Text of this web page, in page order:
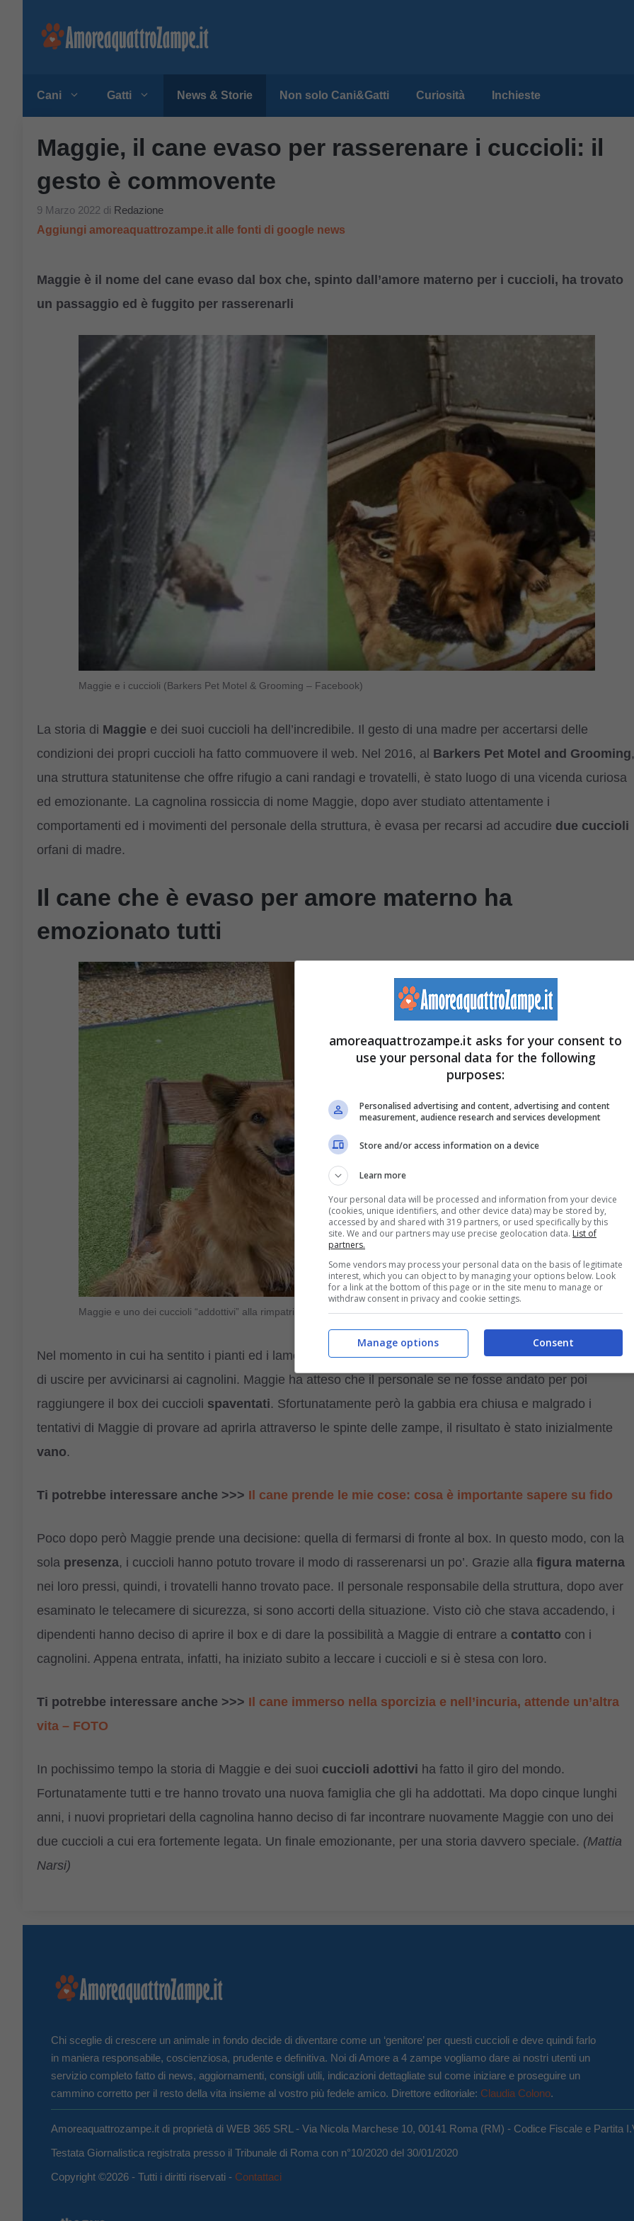
Cani Gatti News & Storie Non solo Cani&Gatti Curiosità Inchieste
Maggie, il cane evaso per rasserenare i cuccioli: il
gesto è commovente
9 Marzo 2022 di Redazione
Aggiungi amoreaquattrozampe.it alle fonti di google news
Maggie è il nome del cane evaso dal box che, spinto dall’amore materno per i cuccioli, ha trovato
un passaggio ed è fuggito per rasserenarli
Maggie e i cuccioli (Barkers Pet Motel & Grooming – Facebook)
La storia di Maggie e dei suoi cuccioli ha dell’incredibile. Il gesto di una madre per accertarsi delle
condizioni dei propri cuccioli ha fatto commuovere il web. Nel 2016, al Barkers Pet Motel and Grooming,
una struttura statunitense che offre rifugio a cani randagi e trovatelli, è stato luogo di una vicenda curiosa
ed emozionante. La cagnolina rossiccia di nome Maggie, dopo aver studiato attentamente i
comportamenti ed i movimenti del personale della struttura, è evasa per recarsi ad accudire due cuccioli
orfani di madre.
Il cane che è evaso per amore materno ha
emozionato tutti
Maggie e uno dei cuccioli “addottivi” alla rimpatriata (Barkers Pet Motel & Grooming – Facebook)
Nel momento in cui ha sentito i pianti ed i lamenti dei cuccioli, Maggie ha deciso di trovare un passaggio e
di uscire per avvicinarsi ai cagnolini. Maggie ha atteso che il personale se ne fosse andato per poi
raggiungere il box dei cuccioli spaventati. Sfortunatamente però la gabbia era chiusa e malgrado i
tentativi di Maggie di provare ad aprirla attraverso le spinte delle zampe, il risultato è stato inizialmente
vano.
Ti potrebbe interessare anche >>> Il cane prende le mie cose: cosa è importante sapere su fido
Poco dopo però Maggie prende una decisione: quella di fermarsi di fronte al box. In questo modo, con la
sola presenza, i cuccioli hanno potuto trovare il modo di rasserenarsi un po’. Grazie alla figura materna
nei loro pressi, quindi, i trovatelli hanno trovato pace. Il personale responsabile della struttura, dopo aver
esaminato le telecamere di sicurezza, si sono accorti della situazione. Visto ciò che stava accadendo, i
dipendenti hanno deciso di aprire il box e di dare la possibilità a Maggie di entrare a contatto con i
cagnolini. Appena entrata, infatti, ha iniziato subito a leccare i cuccioli e si è stesa con loro.
Ti potrebbe interessare anche >>> Il cane immerso nella sporcizia e nell’incuria, attende un’altra
vita – FOTO
In pochissimo tempo la storia di Maggie e dei suoi cuccioli adottivi ha fatto il giro del mondo.
Fortunatamente tutti e tre hanno trovato una nuova famiglia che gli ha addottati. Ma dopo cinque lunghi
anni, i nuovi proprietari della cagnolina hanno deciso di far incontrare nuovamente Maggie con uno dei
due cuccioli a cui era fortemente legata. Un finale emozionante, per una storia davvero speciale. (Mattia
Narsi)
Chi sceglie di crescere un animale in fondo decide di diventare come un ‘genitore’ per questi cuccioli e deve quindi farlo
in maniera responsabile, coscienziosa, prudente e definitiva. Noi di Amore a 4 zampe vogliamo dare ai nostri utenti un
servizio completo fatto di news, aggiornamenti, consigli utili, indicazioni dettagliate sul come iniziare e proseguire un
cammino corretto per il resto della vita insieme al vostro più fedele amico. Direttore editoriale: Claudia Colono.
Amoreaquattrozampe.it di proprietà di WEB 365 SRL - Via Nicola Marchese 10, 00141 Roma (RM) - Codice Fiscale e Partita
Testata Giornalistica registrata presso il Tribunale di Roma con n°10/2020 del 30/01/2020
Copyright ©2026 - Tutti i diritti riservati - Contattaci
amoreaquattrozampe.it asks for your consent to
use your personal data for the following
purposes:
Personalised advertising and content, advertising and content
measurement, audience research and services development
Store and/or access information on a device
Learn more
Your personal data will be processed and information from your device
(cookies, unique identifiers, and other device data) may be stored by,
accessed by and shared with 319 partners, or used specifically by this
site. We and our partners may use precise geolocation data. List of
partners.
Some vendors may process your personal data on the basis of legitimate
interest, which you can object to by managing your options below. Look
for a link at the bottom of this page or in the site menu to manage or
withdraw consent in privacy and cookie settings.
Consent
Manage options